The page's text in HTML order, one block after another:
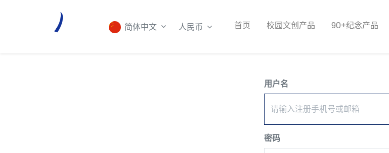
简体中文 人民币 首页 校园文创产品 90+纪念产品
用户名
密码